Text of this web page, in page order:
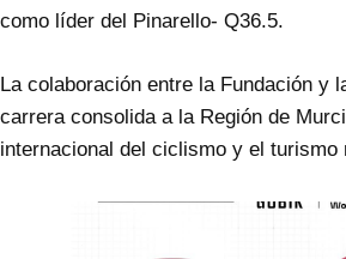
como líder del Pinarello- Q36.5.
La colaboración entre la Fundación y
carrera consolida a la Región de
internacional del ciclismo y el turismo